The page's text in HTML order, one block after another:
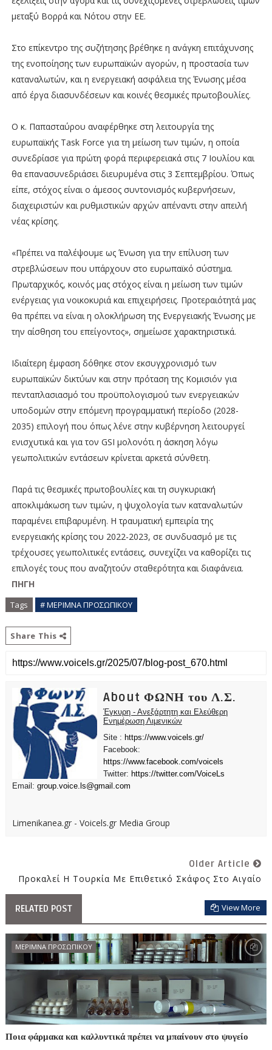
μεταξύ Βορρά και Νότου στην ΕΕ.
Στο επίκεντρο της συζήτησης βρέθηκε η ανάγκη επιτάχυνσης
της ενοποίησης των ευρωπαϊκών αγορών, η προστασία των
καταναλωτών, και η ενεργειακή ασφάλεια της Ένωσης μέσα
από έργα διασυνδέσεων και κοινές θεσμικές πρωτοβουλίες.
Ο κ. Παπασταύρου αναφέρθηκε στη λειτουργία της
ευρωπαϊκής Task Force για τη μείωση των τιμών, η οποία
συνεδρίασε για πρώτη φορά περιφερειακά στις 7 Ιουλίου και
θα επανασυνεδριάσει διευρυμένα στις 3 Σεπτεμβρίου. Όπως
είπε, στόχος είναι ο άμεσος συντονισμός κυβερνήσεων,
διαχειριστών και ρυθμιστικών αρχών απέναντι στην απειλή
νέας κρίσης.
«Πρέπει να παλέψουμε ως Ένωση για την επίλυση των
στρεβλώσεων που υπάρχουν στο ευρωπαϊκό σύστημα.
Πρωταρχικός, κοινός μας στόχος είναι η μείωση των τιμών
ενέργειας για νοικοκυριά και επιχειρήσεις. Προτεραιότητά μας
θα πρέπει να είναι η ολοκλήρωση της Ενεργειακής Ένωσης με
την αίσθηση του επείγοντος», σημείωσε χαρακτηριστικά.
Ιδιαίτερη έμφαση δόθηκε στον εκσυγχρονισμό των
ευρωπαϊκών δικτύων και στην πρόταση της Κομισιόν για
πενταπλασιασμό του προϋπολογισμού των ενεργειακών
υποδομών στην επόμενη προγραμματική περίοδο (2028-
2035) επιλογή που όπως λένε στην κυβέρνηση λειτουργεί
ενισχυτικά και για τον GSI μολονότι η άσκηση λόγω
γεωπολιτικών εντάσεων κρίνεται αρκετά σύνθετη.
Παρά τις θεσμικές πρωτοβουλίες και τη συγκυριακή
αποκλιμάκωση των τιμών, η ψυχολογία των καταναλωτών
παραμένει επιβαρυμένη. Η τραυματική εμπειρία της
ενεργειακής κρίσης του 2022-2023, σε συνδυασμό με τις
τρέχουσες γεωπολιτικές εντάσεις, συνεχίζει να καθορίζει τις
επιλογές τους που αναζητούν σταθερότητα και διαφάνεια.
ΠΗΓΗ
Tags # ΜΕΡΙΜΝΑ ΠΡΟΣΩΠΙΚΟΥ
Share This
About ΦΩΝΗ του Λ.Σ.
Έγκυρη - Ανεξάρτητη και Ελεύθερη
Ενημέρωση Λιμενικών
Site : https://www.voicels.gr/
Facebook:
https://www.facebook.com/voicels
Twitter: https://twitter.com/VoiceLs
Email: group.voice.ls@gmail.com
Limenikanea.gr - Voicels.gr Media Group
Older Article
Προκαλεί Η Τουρκία Με Επιθετικό Σκάφος Στο Αιγαίο
RELATED POST View More
ΜΕΡΙΜΝΑ ΠΡΟΣΩΠΙΚΟΥ
Ποια φάρμακα και καλλυντικά πρέπει να μπαίνουν στο ψυγείο